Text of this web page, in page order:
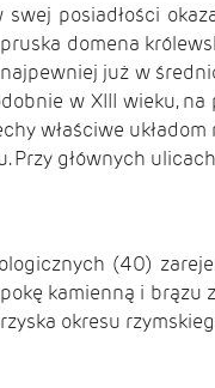
posiadłości
domena
najpewniej już w
w XIII wieku,
właściwe
Przy głównych
(40)
kamienną i brązu
okresu